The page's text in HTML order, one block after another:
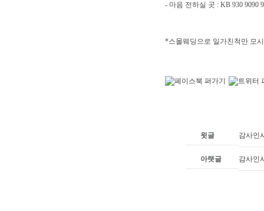
- 마음 전하실 곳 : KB 930 9090
*스몰웨딩으로 일가친척만 모
윗글 감사인
아랫글 감사인